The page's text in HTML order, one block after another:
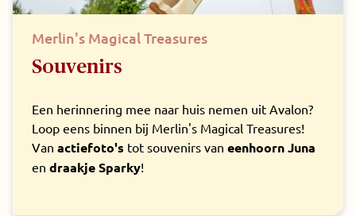
Merlin's Magical Treasures
Souvenirs
Een herinnering mee naar huis nemen uit Avalon?
Loop eens binnen bij Merlin's Magical Treasures!
Van actiefoto's tot souvenirs van eenhoorn Juna
en draakje Sparky!